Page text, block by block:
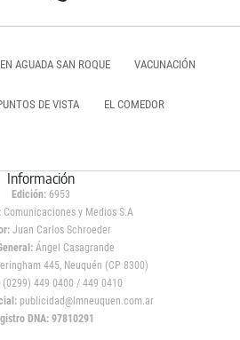
AGUADA SAN ROQUE VACUNACIÓN
DE VISTA EL COMEDOR
Información
Edición: 6953
Comunicaciones y Medios S.A
Juan Carlos Schroeder
Ángel Casagrande
445, Neuquén (CP 8300)
(0299) 449 0400 / 449 0410
publicidad@lmneuquen.com.ar
DNA: 97810291